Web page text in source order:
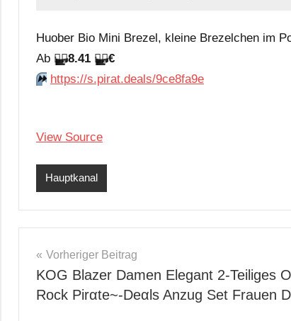
Huober Bio Mini Brezel, kleine Brezelchen im
Аb 🏴‍☠️8.41 🏴‍☠️€
⏩️ https://s.pirat.deals/9ce8fa9e
View Source
Hauptkanal
Beitragsnavigation
Vorheriger Beitrag
KOG Blazer Damen Elegant 2-Teiliges
Rock Pirαtе~-Dеαls Anzug Set Frauen